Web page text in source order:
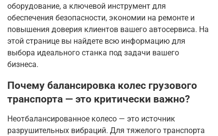
оборудование, а ключевой инструмент для
обеспечения безопасности, экономии на ремонте и
повышения доверия клиентов вашего автосервиса. На
этой странице вы найдете всю информацию для
выбора идеального станка под задачи вашего
бизнеса.
Почему балансировка колес грузового
транспорта — это критически важно?
Неотбалансированное колесо — это источник
разрушительных вибраций. Для тяжелого транспорта